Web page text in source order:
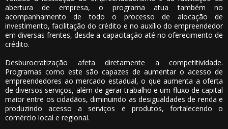
abertura de empresa, o programa atua também no
acompanhamento de todo o processo de alocação de
investimento, facilitação do crédito e no auxílio do empreendedor
em diversas frentes, desde a capacitação até no oferecimento de
crédito.
Desburocratização afeta diretamente a competitividade.
Programas como este são capazes de aumentar o acesso de
empreendedores ao mercado estadual, o que aumenta a oferta
de diversos serviços, além de gerar trabalho e um fluxo de capital
maior entre os cidadãos, diminuindo as desigualdades de renda e
produzindo acesso a serviços e produtos, fortalecendo o
comércio local e regional.